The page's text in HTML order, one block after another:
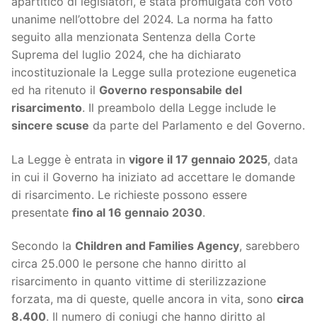
unanime nell’ottobre del 2024. La norma ha fatto
seguito alla menzionata Sentenza della Corte
Suprema del luglio 2024, che ha dichiarato
incostituzionale la Legge sulla protezione eugenetica
ed ha ritenuto il Governo responsabile del
risarcimento. Il preambolo della Legge include le
sincere scuse da parte del Parlamento e del Governo.
La Legge è entrata in vigore il 17 gennaio 2025, data
in cui il Governo ha iniziato ad accettare le domande
di risarcimento. Le richieste possono essere
presentate fino al 16 gennaio 2030.
Secondo la Children and Families Agency, sarebbero
circa 25.000 le persone che hanno diritto al
risarcimento in quanto vittime di sterilizzazione
forzata, ma di queste, quelle ancora in vita, sono circa
8.400. Il numero di coniugi che hanno diritto al